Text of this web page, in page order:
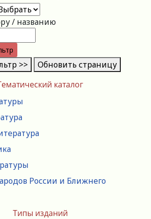
каталог
России и Ближнего
Типы изданий
/ названию
Сбросить фильтр >> Обновить страницу